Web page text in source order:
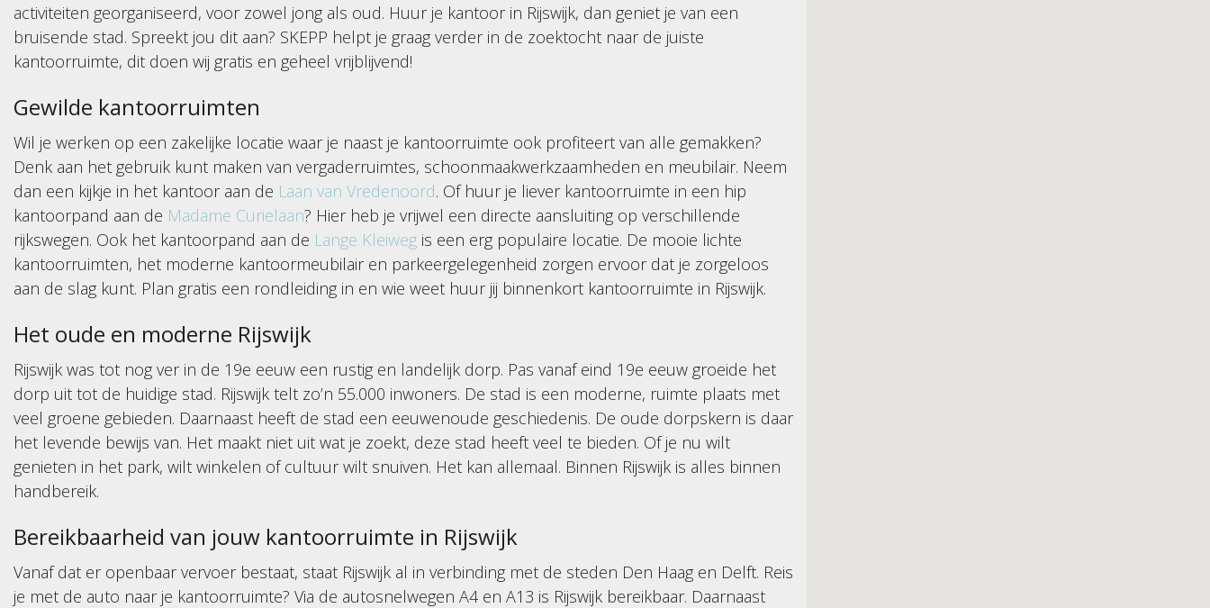
activiteiten georganiseerd, voor zowel jong als oud. Huur je kantoor in Rijswijk, dan geniet je van een
bruisende stad. Spreekt jou dit aan? SKEPP helpt je graag verder in de zoektocht naar de juiste
kantoorruimte, dit doen wij gratis en geheel vrijblijvend!
Gewilde kantoorruimten
Wil je werken op een zakelijke locatie waar je naast je kantoorruimte ook profiteert van alle gemakken?
Denk aan het gebruik kunt maken van vergaderruimtes, schoonmaakwerkzaamheden en meubilair. Neem
dan een kijkje in het kantoor aan de Laan van Vredenoord. Of huur je liever kantoorruimte in een hip
kantoorpand aan de Madame Curielaan? Hier heb je vrijwel een directe aansluiting op verschillende
rijkswegen. Ook het kantoorpand aan de Lange Kleiweg is een erg populaire locatie. De mooie lichte
kantoorruimten, het moderne kantoormeubilair en parkeergelegenheid zorgen ervoor dat je zorgeloos
aan de slag kunt. Plan gratis een rondleiding in en wie weet huur jij binnenkort kantoorruimte in Rijswijk.
Het oude en moderne Rijswijk
Rijswijk was tot nog ver in de 19e eeuw een rustig en landelijk dorp. Pas vanaf eind 19e eeuw groeide het
dorp uit tot de huidige stad. Rijswijk telt zo’n 55.000 inwoners. De stad is een moderne, ruimte plaats met
veel groene gebieden. Daarnaast heeft de stad een eeuwenoude geschiedenis. De oude dorpskern is daar
het levende bewijs van. Het maakt niet uit wat je zoekt, deze stad heeft veel te bieden. Of je nu wilt
genieten in het park, wilt winkelen of cultuur wilt snuiven. Het kan allemaal. Binnen Rijswijk is alles binnen
handbereik.
Bereikbaarheid van jouw kantoorruimte in Rijswijk
Vanaf dat er openbaar vervoer bestaat, staat Rijswijk al in verbinding met de steden Den Haag en Delft. Reis
je met de auto naar je kantoorruimte? Via de autosnelwegen A4 en A13 is Rijswijk bereikbaar. Daarnaast